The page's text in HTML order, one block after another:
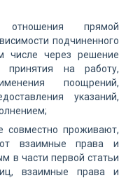
прямой
подчиненного
числе через решение
на работу,
поощрений,
указаний,
совместно проживают,
взаимные права и
в части первой статьи
взаимные права и